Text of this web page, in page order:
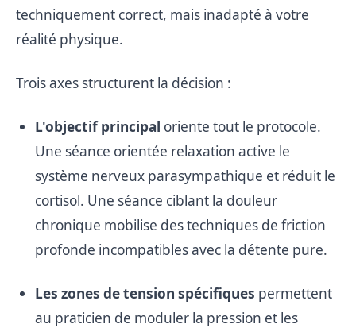
techniquement correct, mais inadapté à votre
réalité physique.
Trois axes structurent la décision :
L'objectif principal oriente tout le protocole.
Une séance orientée relaxation active le
système nerveux parasympathique et réduit le
cortisol. Une séance ciblant la douleur
chronique mobilise des techniques de friction
profonde incompatibles avec la détente pure.
Les zones de tension spécifiques permettent
au praticien de moduler la pression et les